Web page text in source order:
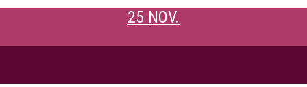
25 NOV.